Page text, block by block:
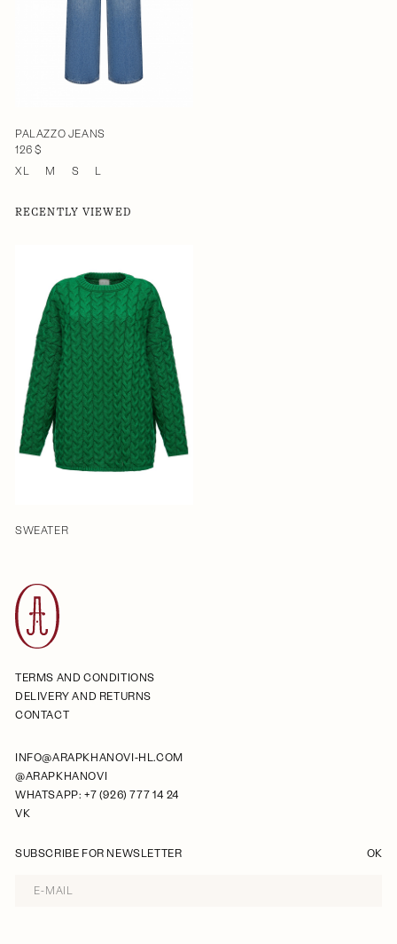
PALAZZO JEANS
126 $
XL
M S L
RECENTLY VIEWED
SWEATER
TERMS AND CONDITIONS
DELIVERY AND RETURNS
CONTACT
INFO@ARAPKHANOVI-HL.COM
@ARAPKHANOVI
WHATSAPP: +7 (926) 777 14 24
VK
SUBSCRIBE FOR NEWSLETTER OK